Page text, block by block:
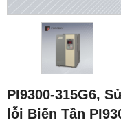
PI9300-315G6,
lỗi Biến Tần